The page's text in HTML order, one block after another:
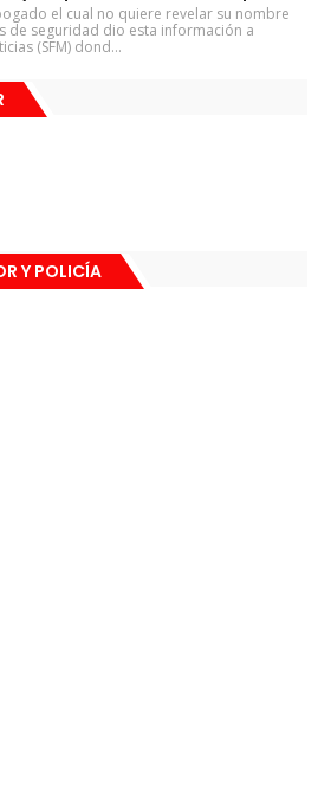
el cual no quiere revelar su nombre
de seguridad dio esta información a
(SFM) dond...
Y POLICÍA